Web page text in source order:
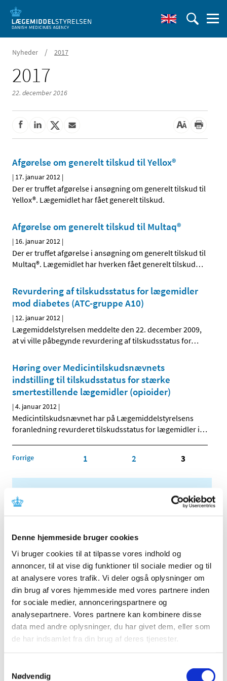
Denne hjemmeside bruger cookies
Vi bruger cookies til at tilpasse vores indhold og
annoncer, til at vise dig funktioner til sociale medier og til
at analysere vores trafik. Vi deler også oplysninger om
din brug af vores hjemmeside med vores partnere inden
for sociale medier, annonceringspartnere og
analysepartnere. Vores partnere kan kombinere disse
data med andre oplysninger, du har givet dem, eller som
de har indsamlet fra din brug af deres tjenester.
Nødvendig
Nyheder / 2017
2017
22. december 2016
Afgørelse om generelt tilskud til Yellox®
| 17. januar 2012 |
Der er truffet afgørelse i ansøgning om generelt tilskud til
Yellox®. Lægemidlet har fået generelt tilskud.
Afgørelse om generelt tilskud til Multaq®
| 16. januar 2012 |
Der er truffet afgørelse i ansøgning om generelt tilskud til
Multaq®. Lægemidlet har hverken fået generelt tilskud…
Revurdering af tilskudsstatus for lægemidler
mod diabetes (ATC-gruppe A10)
| 12. januar 2012 |
Lægemiddelstyrelsen meddelte den 22. december 2009,
at vi ville påbegynde revurdering af tilskudsstatus for…
Høring over Medicintilskudsnævnets
indstilling til tilskudsstatus for stærke
smertestillende lægemidler (opioider)
|4. januar 2012 |
Medicintilskudsnævnet har på Lægemiddelstyrelsens
foranledning revurderet tilskudsstatus for lægemidler i…
Forrige 1 2 3
2025 (158)
2024 (224)
2023 (195)
2022 (197)
2021 (516)
2020 (263)
2019 (159)
2018 (150)
2017 (167)